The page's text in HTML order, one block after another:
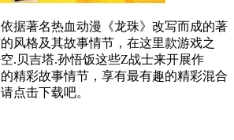
据著名热血动漫《龙珠》改写而成的著
风格及其故事情节，在这里款游戏之
.贝吉塔.孙悟饭这些Z战士来开展作
精彩故事情节，享有最有趣的精彩混合
点击下载吧。